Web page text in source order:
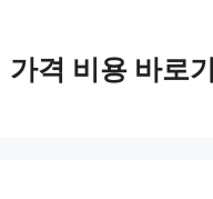
가격 비용 바로